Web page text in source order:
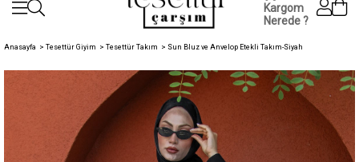
Kargom
Nerede ?
Anasayfa > Tesettür Giyim > Tesettür Takım > Sun Bluz ve Anvelop Etekli Takım-Siyah